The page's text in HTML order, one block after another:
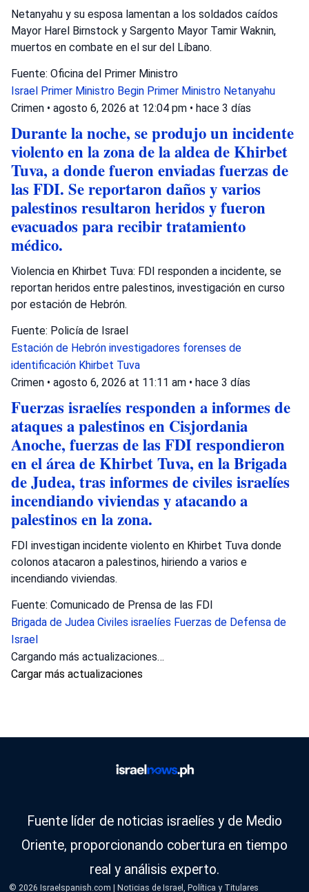
Netanyahu y su esposa lamentan a los soldados caídos
Mayor Harel Birnstock y Sargento Mayor Tamir Waknin,
muertos en combate en el sur del Líbano.
Fuente: Oficina del Primer Ministro
Israel Primer Ministro Begin Primer Ministro Netanyahu
Crimen • agosto 6, 2026 at 12:04 pm • hace 3 días
Durante la noche, se produjo un incidente
violento en la zona de la aldea de Khirbet
Tuva, a donde fueron enviadas fuerzas de
las FDI. Se reportaron daños y varios
palestinos resultaron heridos y fueron
evacuados para recibir tratamiento
médico.
Violencia en Khirbet Tuva: FDI responden a incidente, se
reportan heridos entre palestinos, investigación en curso
por estación de Hebrón.
Fuente: Policía de Israel
Estación de Hebrón investigadores forenses de
identificación Khirbet Tuva
Crimen • agosto 6, 2026 at 11:11 am • hace 3 días
Fuerzas israelíes responden a informes de
ataques a palestinos en Cisjordania
Anoche, fuerzas de las FDI respondieron
en el área de Khirbet Tuva, en la Brigada
de Judea, tras informes de civiles israelíes
incendiando viviendas y atacando a
palestinos en la zona.
FDI investigan incidente violento en Khirbet Tuva donde
colonos atacaron a palestinos, hiriendo a varios e
incendiando viviendas.
Fuente: Comunicado de Prensa de las FDI
Brigada de Judea Civiles israelíes Fuerzas de Defensa de
Israel
Cargando más actualizaciones…
Cargar más actualizaciones
Fuente líder de noticias israelíes y de Medio
Oriente, proporcionando cobertura en tiempo
real y análisis experto.
© 2026 Israelspanish.com | Noticias de Israel, Política y Titulares